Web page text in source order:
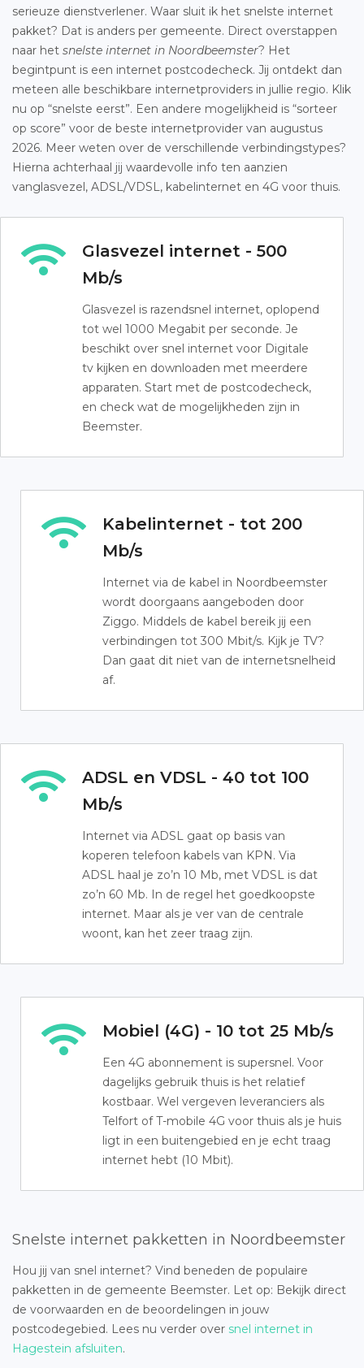
serieuze dienstverlener. Waar sluit ik het snelste internet
pakket? Dat is anders per gemeente. Direct overstappen
naar het snelste internet in Noordbeemster? Het
begintpunt is een internet postcodecheck. Jij ontdekt dan
meteen alle beschikbare internetproviders in jullie regio. Klik
nu op “snelste eerst”. Een andere mogelijkheid is “sorteer
op score” voor de beste internetprovider van augustus
2026. Meer weten over de verschillende verbindingstypes?
Hierna achterhaal jij waardevolle info ten aanzien
vanglasvezel, ADSL/VDSL, kabelinternet en 4G voor thuis.
Glasvezel internet - 500
Mb/s
Glasvezel is razendsnel internet, oplopend
tot wel 1000 Megabit per seconde. Je
beschikt over snel internet voor Digitale
tv kijken en downloaden met meerdere
apparaten. Start met de postcodecheck,
en check wat de mogelijkheden zijn in
Beemster.
Kabelinternet - tot 200
Mb/s
Internet via de kabel in Noordbeemster
wordt doorgaans aangeboden door
Ziggo. Middels de kabel bereik jij een
verbindingen tot 300 Mbit/s. Kijk je TV?
Dan gaat dit niet van de internetsnelheid
af.
ADSL en VDSL - 40 tot 100
Mb/s
Internet via ADSL gaat op basis van
koperen telefoon kabels van KPN. Via
ADSL haal je zo’n 10 Mb, met VDSL is dat
zo’n 60 Mb. In de regel het goedkoopste
internet. Maar als je ver van de centrale
woont, kan het zeer traag zijn.
Mobiel (4G) - 10 tot 25 Mb/s
Een 4G abonnement is supersnel. Voor
dagelijks gebruik thuis is het relatief
kostbaar. Wel vergeven leveranciers als
Telfort of T-mobile 4G voor thuis als je huis
ligt in een buitengebied en je echt traag
internet hebt (10 Mbit).
Snelste internet pakketten in Noordbeemster
Hou jij van snel internet? Vind beneden de populaire
pakketten in de gemeente Beemster. Let op: Bekijk direct
de voorwaarden en de beoordelingen in jouw
postcodegebied. Lees nu verder over snel internet in
Hagestein afsluiten.